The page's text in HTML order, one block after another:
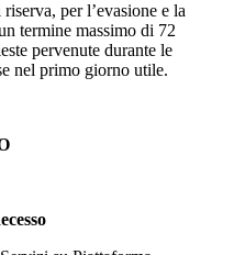
per l’evasione e la
termine massimo di 72
pervenute durante le
nel primo giorno utile.